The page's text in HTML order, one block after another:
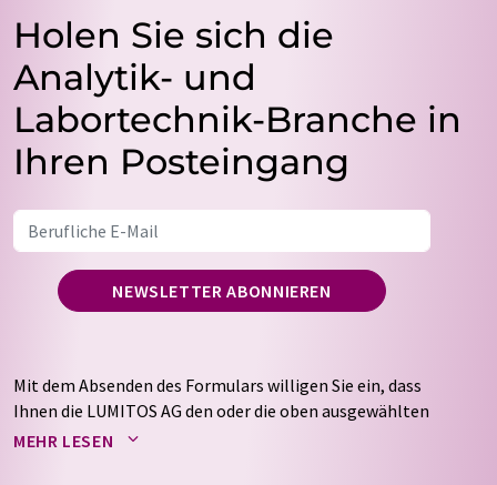
Holen Sie sich die
Analytik- und
Labortechnik-Branche in
Ihren Posteingang
NEWSLETTER ABONNIEREN
Mit dem Absenden des Formulars willigen Sie ein, dass
Ihnen die LUMITOS AG den oder die oben ausgewählten
Newsletter per E-Mail zusendet. Ihre Daten werden
MEHR LESEN